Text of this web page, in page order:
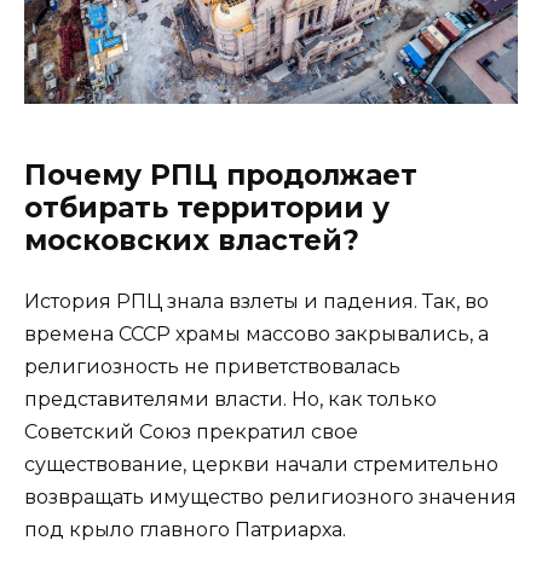
Почему РПЦ продолжает
отбирать территории у
московских властей?
История РПЦ знала взлеты и падения. Так, во
времена СССР храмы массово закрывались, а
религиозность не приветствовалась
представителями власти. Но, как только
Советский Союз прекратил свое
существование, церкви начали стремительно
возвращать имущество религиозного значения
под крыло главного Патриарха.